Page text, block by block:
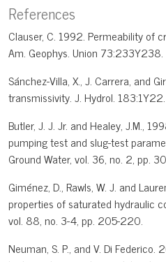
References
Clauser, C. 1992. Permeability of
Am. Geophys. Union 73:233Y238.
Sánchez-Villa, X., J. Carrera, and
transmissivity. J. Hydrol. 183:1Y22.
Butler, J. J. Jr. and Healey, J.M.,
pumping test and slug-test
Ground Water, vol. 36, no. 2, pp.
Giménez, D., Rawls, W. J. and
properties of saturated hydraulic
vol. 88, no. 3-4, pp. 205-220.
Neuman, S. P., and V. Di